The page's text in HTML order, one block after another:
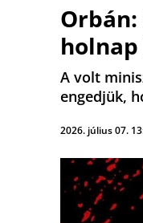
A volt
engedjük,
2026. július 07.